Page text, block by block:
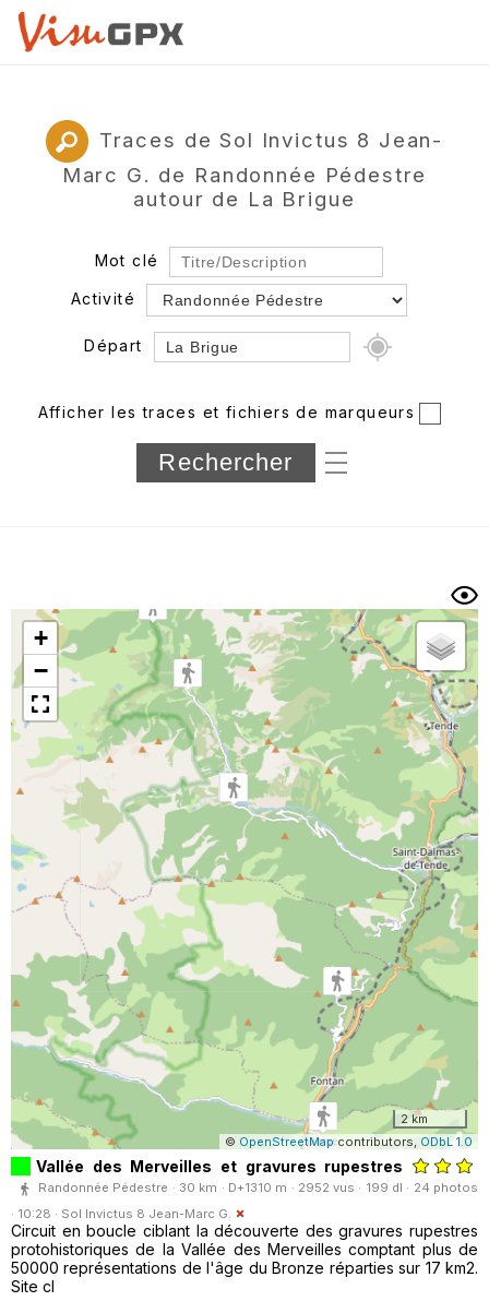
Traces de Sol Invictus 8 Jean-
Marc G. de Randonnée Pédestre
autour de La Brigue
Mot clé
Activité
Départ
Département
Longueur min/max
Trier par
Horodatage Photos
Afficher les traces et fichiers de marqueurs
+
−
2 km
© OpenStreetMapcontributors, ODbL 1.0
Vallée des Merveilles et gravures rupestres
Randonnée Pédestre · 30 km · D+1310 m · 2952 vus · 199 dl · 24 photos
· 10:28 · Sol Invictus 8 Jean-Marc G.
Circuit en boucle ciblant la découverte des gravures rupestres
protohistoriques de la Vallée des Merveilles comptant plus de
50000 représentations de l'âge du Bronze réparties sur 17 km2.
Site cl